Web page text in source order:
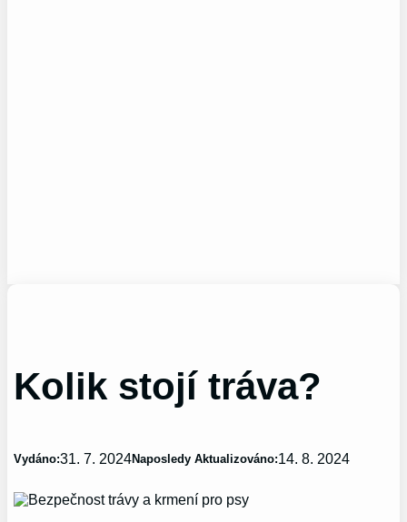
Kolik stojí tráva?
Vydáno:31. 7. 2024Naposledy Aktualizováno:14. 8. 2024